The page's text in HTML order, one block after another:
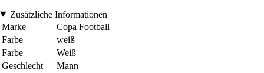
Zusätzliche Informationen
Marke
Copa Football
Farbe
weiß
Farbe
Weiß
Geschlecht
Mann